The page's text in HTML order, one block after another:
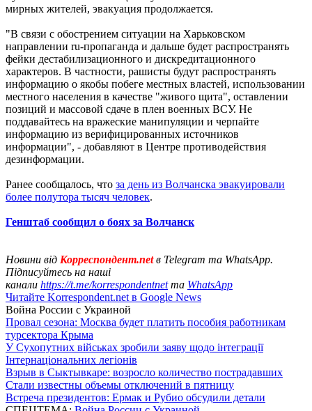
мирных жителей, эвакуация продолжается.
"В связи с обострением ситуации на Харьковском
направлении ru-пропаганда и дальше будет распространять
фейки дестабилизационного и дискредитационного
характеров. В частности, рашисты будут распространять
информацию о якобы побеге местных властей, использовании
местного населения в качестве "живого щита", оставлении
позиций и массовой сдаче в плен военных ВСУ. Не
поддавайтесь на вражеские манипуляции и черпайте
информацию из верифицированных источников
информации", - добавляют в Центре противодействия
дезинформации.
Ранее сообщалось, что за день из Волчанска эвакуировали
более полутора тысяч человек.
Генштаб сообщил о боях за Волчанск
Новини від Корреспондент.netв Telegram та WhatsApp.
Підписуйтесь на наші
канали https://t.me/korrespondentnetта WhatsApp
Читайте Korrespondent.net в Google News
Война России с Украиной
Провал сезона: Москва будет платить пособия работникам
турсектора Крыма
У Сухопутних військах зробили заяву щодо інтеграції
Інтернаціональних легіонів
Взрыв в Сыктывкаре: возросло количество пострадавших
Стали известны объемы отключений в пятницу
Встреча президентов: Ермак и Рубио обсудили детали